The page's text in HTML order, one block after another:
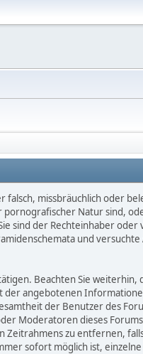
missbräuchlich oder
Natur sind,
sind der Rechteinhaber
und
Beachten Sie weiterhin,
der angebotenen
der Benutzer des
Moderatoren dieses
zu entfernen,
sofort möglich ist,